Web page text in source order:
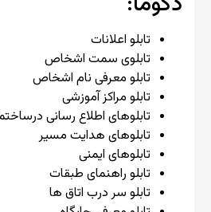
تابلو اعلانات
تابلوی سمت اشخاص
تابلو معرفی نام اشخاص
تابلو مراکز آموزشی
تابلوهای اطلاع رسانی
تابلوهای هدایت مسیر
تابلوهای ایمنی
تابلو راهنمای طبقات
تابلو سر درب اتاق ها